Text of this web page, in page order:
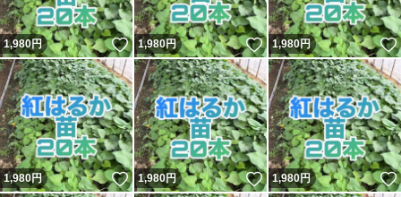
1,980円 いいね！
1,980円 いいね！
1,980円
1,980円 いいね！
1,980円 いいね！
1,980円